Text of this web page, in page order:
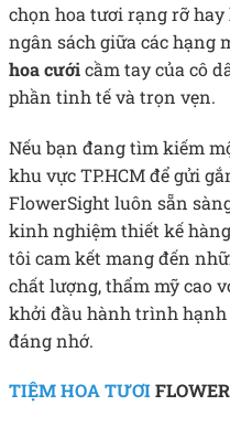
chọn hoa tươi rạng rỡ hay
ngân sách giữa các hạng
hoa cướicầm tay của cô
phần tinh tế và trọn vẹn.
Nếu bạn đang tìm kiếm
khu vực TP.HCM để gửi
FlowerSight luôn sẵn
kinh nghiệm thiết kế
tôi cam kết mang đến
chất lượng, thẩm mỹ cao
khởi đầu hành trình hạnh
đáng nhớ.
TIỆM HOA TƯƠI